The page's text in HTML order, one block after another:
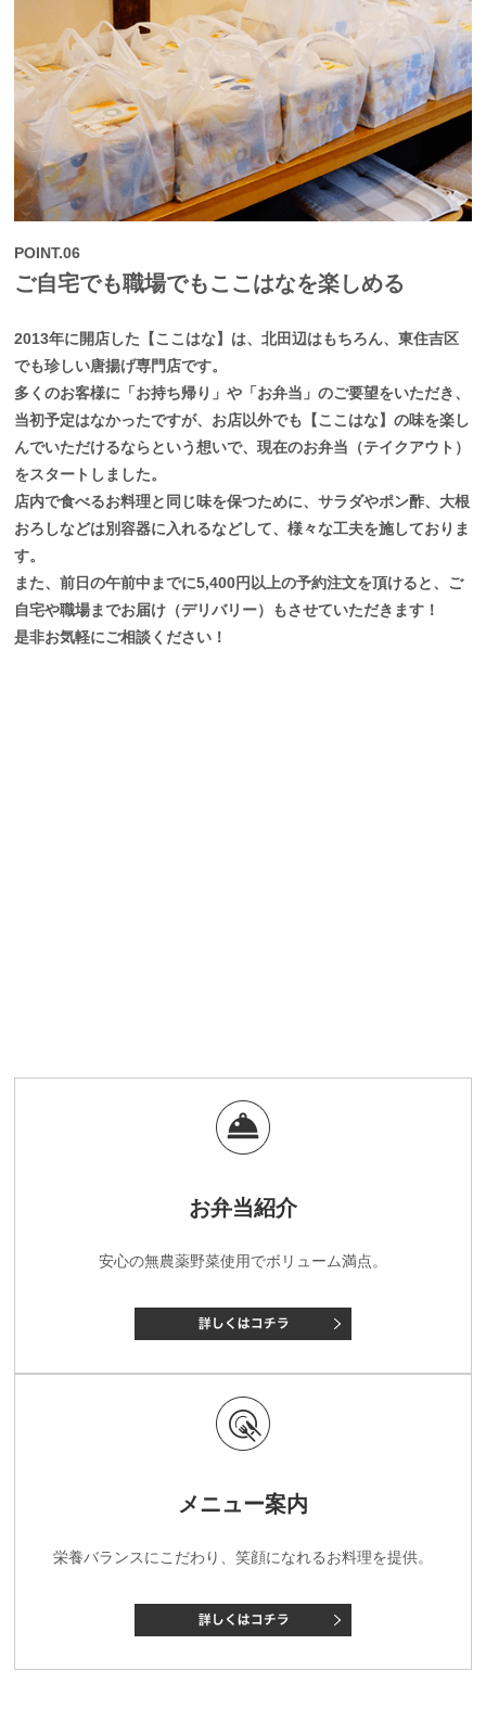
POINT.06
ご自宅でも職場でもここはなを楽しめる
2013年に開店した【ここはな】は、北田辺はもちろん、東住吉区
でも珍しい唐揚げ専門店です。
多くのお客様に「お持ち帰り」や「お弁当」のご要望をいただき、
当初予定はなかったですが、お店以外でも【ここはな】の味を楽し
んでいただけるならという想いで、現在のお弁当（テイクアウト）
をスタートしました。
店内で食べるお料理と同じ味を保つために、サラダやポン酢、大根
おろしなどは別容器に入れるなどして、様々な工夫を施しておりま
す。
また、前日の午前中までに5,400円以上の予約注文を頂けると、ご
自宅や職場までお届け（デリバリー）もさせていただきます！
是非お気軽にご相談ください！
お弁当紹介
安心の無農薬野菜使用でボリューム満点。
メニュー案内
栄養バランスにこだわり、笑顔になれるお料理を提供。